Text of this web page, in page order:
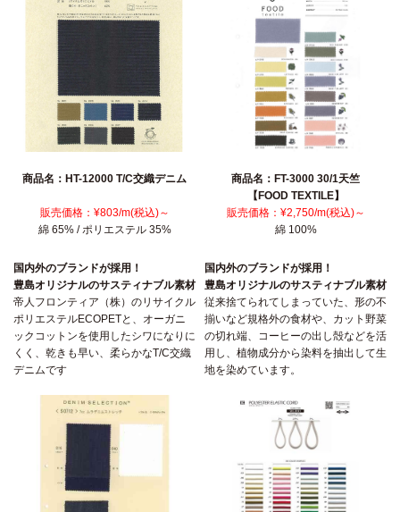
商品名：HT-12000 T/C交織デニム
販売価格：¥803/m(税込)～
綿 65% / ポリエステル 35%
国内外のブランドが採用！
豊島オリジナルのサスティナブル素材
帝人フロンティア（株）のリサイクル
ポリエステルECOPETと、オーガニ
ックコットンを使用したシワになりに
くく、乾きも早い、柔らかなT/C交織
デニムです
商品名：FT-3000 30/1天竺
【FOOD TEXTILE】
販売価格：¥2,750/m(税込)～
綿 100%
国内外のブランドが採用！
豊島オリジナルのサスティナブル素材
従来捨てられてしまっていた、形の不
揃いなど規格外の食材や、カット野菜
の切れ端、コーヒーの出し殻などを活
用し、植物成分から染料を抽出して生
地を染めています。